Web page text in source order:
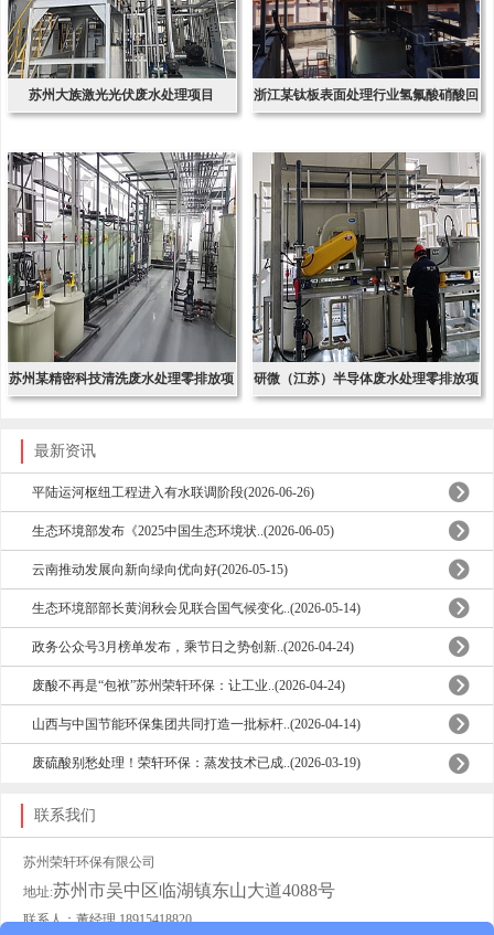
苏州大族激光光伏废水处理项目 浙江某钛板表面处理行业氢氟酸硝酸回
苏州某精密科技清洗废水处理零排放项 研微（江苏）半导体废水处理零排放项
最新资讯
平陆运河枢纽工程进入有水联调阶段(2026-06-26)
生态环境部发布《2025中国生态环境状..(2026-06-05)
云南推动发展向新向绿向优向好(2026-05-15)
生态环境部部长黄润秋会见联合国气候变化..(2026-05-14)
政务公众号3月榜单发布，乘节日之势创新..(2026-04-24)
废酸不再是“包袱”苏州荣轩环保：让工业..(2026-04-24)
山西与中国节能环保集团共同打造一批标杆..(2026-04-14)
废硫酸别愁处理！荣轩环保：蒸发技术已成..(2026-03-19)
联系我们
苏州荣轩环保有限公司
地址:苏州市吴中区临湖镇东山大道4088号
联系人：董经理 18915418820